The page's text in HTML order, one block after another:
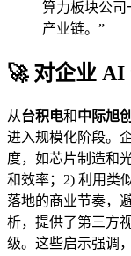
算力板块公司
产业链。”
🚀 对企业 AI
从台积电和中际旭创
进入规模化阶段。
度，如芯片制造和
和效率；2) 利用类
落地的商业节奏，
析，提供了第三方
级。这些启示强调